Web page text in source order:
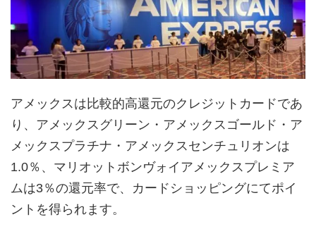
アメックスは比較的高還元のクレジットカードであ
り、アメックスグリーン・アメックスゴールド・ア
メックスプラチナ・アメックスセンチュリオンは
1.0％、マリオットボンヴォイアメックスプレミア
ムは3％の還元率で、カードショッピングにてポイ
ントを得られます。